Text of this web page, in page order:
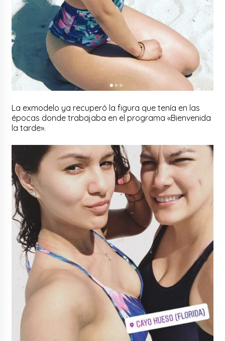
La exmodelo ya recuperó la figura que tenía en las
épocas donde trabajaba en el programa «Bienvenida
la tarde».